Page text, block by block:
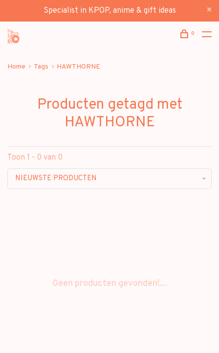
Specialist in KPOP, anime & gift ideas
0
Home Tags HAWTHORNE
Producten getagd met
HAWTHORNE
Toon 1 - 0 van 0
NIEUWSTE PRODUCTEN
Geen producten gevonden!...